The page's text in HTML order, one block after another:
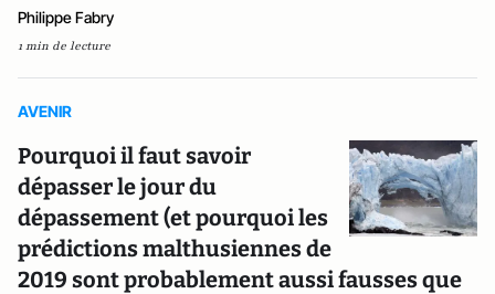
Philippe Fabry
1 min de lecture
AVENIR
Pourquoi il faut savoir
dépasser le jour du
dépassement (et pourquoi les
prédictions malthusiennes de
2019 sont probablement aussi fausses que